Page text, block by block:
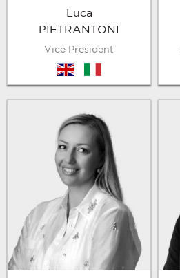
Luca
PIETRANTONI
Vice President
en